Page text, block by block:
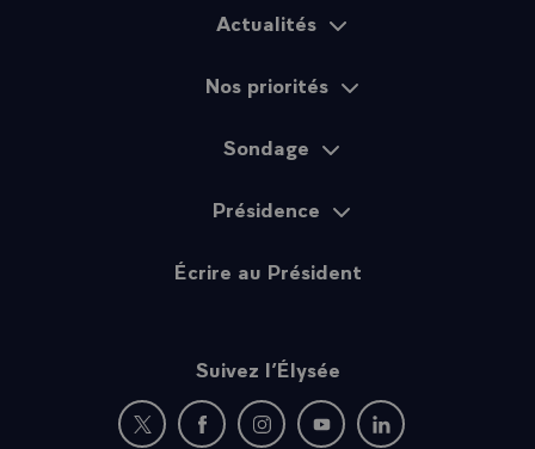
Actualités
Nos priorités
Sondage
Présidence
Écrire au Président
Suivez l’Élysée
Nouvelle fenêtre : rejoignez-nous sur Twitter
Nouvelle fenêtre : rejoignez-nous sur
Nouvelle fenêtre : rejoignez-nous
Nouvelle fenêtre :
Nouvelle fenêtre :